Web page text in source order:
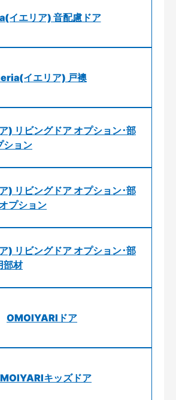
イエリア) 音配慮ドア
イエリア) 戸襖
) リビングドア オプション･部
ション
) リビングドア オプション･部
プション
) リビングドア オプション･部
部材
OMOIYARIドア
キッズドア